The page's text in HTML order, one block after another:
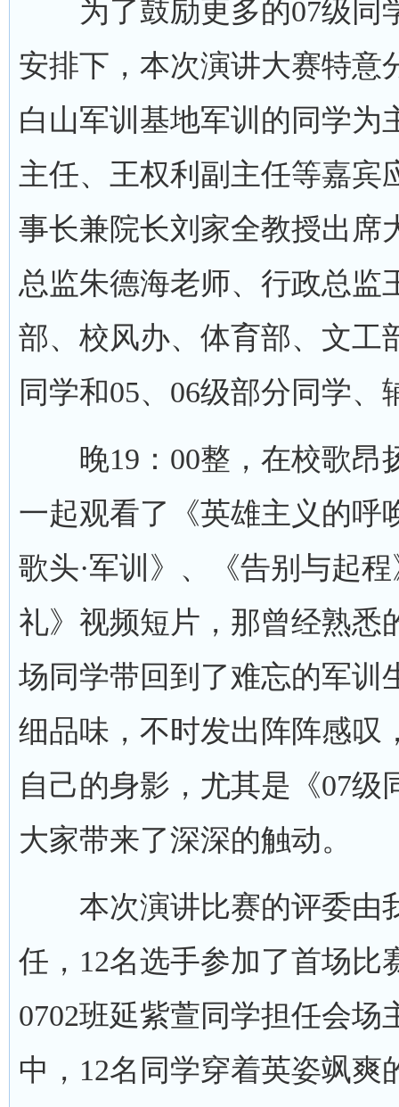
为了鼓励更多的07级同
安排下，本次演讲大赛特意
白山军训基地军训的同学为
主任、王权利副主任等嘉宾
事长兼院长刘家全教授出席
总监朱德海老师、行政总监
部、校风办、体育部、文工
同学和05、06级部分同学
晚19：00整，在校歌昂
一起观看了《英雄主义的呼
歌头·军训》、《告别与起
礼》视频短片，那曾经熟悉
场同学带回到了难忘的军训
细品味，不时发出阵阵感叹
自己的身影，尤其是《07
大家带来了深深的触动。
本次演讲比赛的评委由
任，12名选手参加了首场比
0702班延紫萱同学担任会
中，12名同学穿着英姿飒